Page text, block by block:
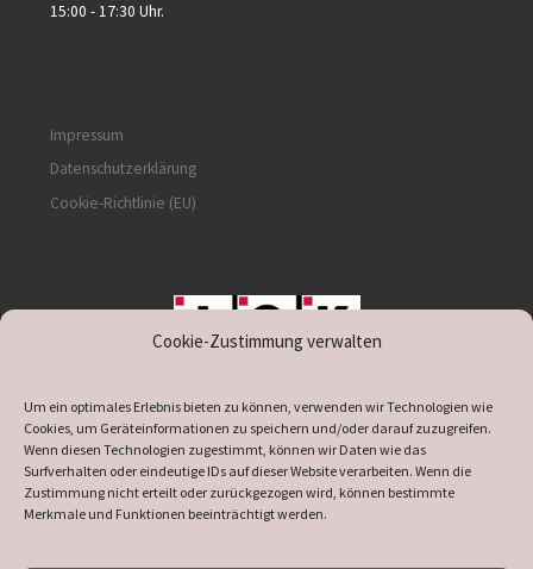
Cookie-Zustimmung verwalten
Um ein optimales Erlebnis bieten zu können, verwenden wir Technologien wie
Cookies, um Geräteinformationen zu speichern und/oder darauf zuzugreifen.
Wenn diesen Technologien zugestimmt, können wir Daten wie das
Surfverhalten oder eindeutige IDs auf dieser Website verarbeiten. Wenn die
Zustimmung nicht erteilt oder zurückgezogen wird, können bestimmte
Merkmale und Funktionen beeinträchtigt werden.
15:00 - 17:30 Uhr.
Impressum
Datenschutzerklärung
Cookie-Richtlinie (EU)
supported by DÖ